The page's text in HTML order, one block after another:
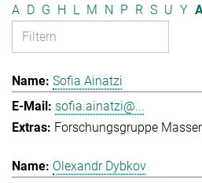
A D G H L M N P R S U Y
Sofia Ainatzi
sofia.ainatzi@...
Forschungsgruppe
Olexandr Dybkov